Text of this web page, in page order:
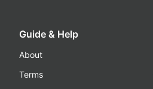
Guide & Help
About
Terms